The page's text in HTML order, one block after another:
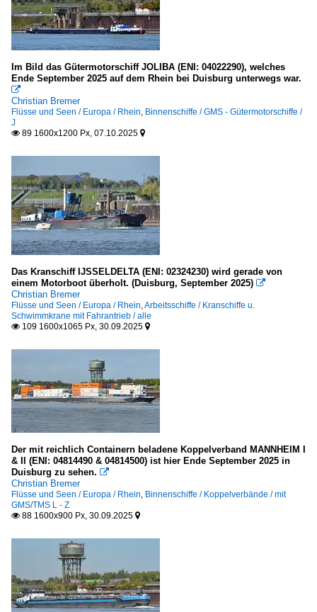
Im Bild das Gütermotorschiff JOLIBA (ENI: 04022290), welches
Ende September 2025 auf dem Rhein bei Duisburg unterwegs war.

Christian Bremer
Flüsse und Seen / Europa / Rhein, Binnenschiffe / GMS - Gütermotorschiffe /
J
 89 1600x1200 Px, 07.10.2025 
Das Kranschiff IJSSELDELTA (ENI: 02324230) wird gerade von
einem Motorboot überholt. (Duisburg, September 2025) 
Christian Bremer
Flüsse und Seen / Europa / Rhein,Arbeitsschiffe / Kranschiffe u.
Schwimmkrane mit Fahrantrieb / alle
 109 1600x1065 Px, 30.09.2025 
Der mit reichlich Containern beladene Koppelverband MANNHEIM I
& II (ENI: 04814490 & 04814500) ist hier Ende September 2025 in
Duisburg zu sehen. 
Christian Bremer
Flüsse und Seen / Europa / Rhein, Binnenschiffe / Koppelverbände / mit
GMS/TMS L - Z
 88 1600x900 Px, 30.09.2025 